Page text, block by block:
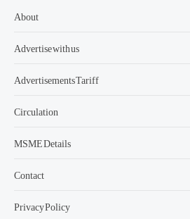
About
Advertise with us
Advertisements Tariff
Circulation
MSME Details
Contact
Privacy Policy